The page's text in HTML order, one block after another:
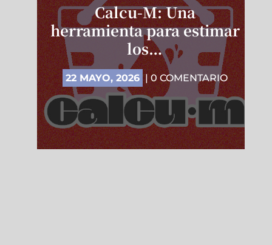
Calcu-M: Una
herramienta para estimar
los…
22 MAYO, 2026 | 0 COMENTARIO